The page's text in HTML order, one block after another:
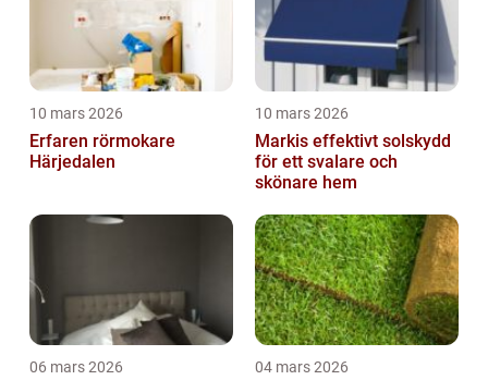
10 mars 2026
Erfaren rörmokare
Härjedalen
10 mars 2026
Markis effektivt solskydd
för ett svalare och
skönare hem
06 mars 2026 04 mars 2026